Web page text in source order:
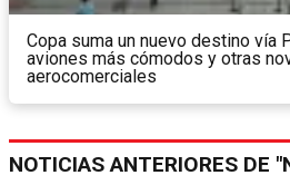
Copa suma un nuevo destino vía
aviones más cómodos y otras
aerocomerciales
NOTICIAS ANTERIORES DE